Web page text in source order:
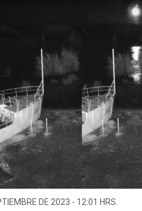
DE 2023 - 12:01 HRS.